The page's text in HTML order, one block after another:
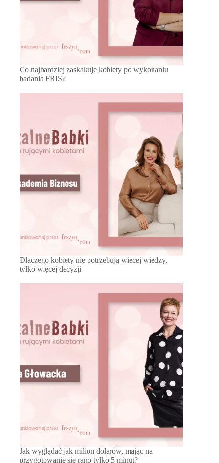
Co najbardziej zaskakuje kobiety po wykonaniu
badania FRIS?
Dlaczego kobiety nie potrzebują więcej wiedzy,
tylko więcej decyzji
Jak wyglądać jak milion dolarów, mając na
przygotowanie się rano tylko 5 minut?